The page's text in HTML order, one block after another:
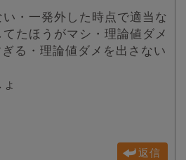
い・一発外した時点で適当な
たほうがマシ・理論値ダメ
る・理論値ダメを出さない
返信